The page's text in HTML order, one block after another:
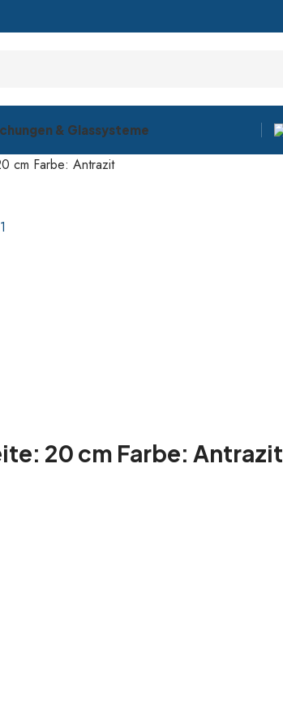
& Glassysteme
cm Farbe: Antrazit
20 cm Farbe: Antrazit